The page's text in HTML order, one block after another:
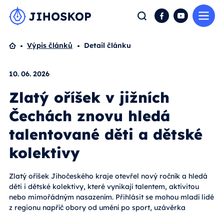
Hledat FacebookYouTube
Domů
Výpis článků Detail článku
10. 06. 2026
Zlatý oříšek v jižních
Čechách znovu hledá
talentované děti a dětské
kolektivy
Zlatý oříšek Jihočeského kraje otevřel nový ročník a hledá
děti i dětské kolektivy, které vynikají talentem, aktivitou
nebo mimořádným nasazením. Přihlásit se mohou mladí lidé
z regionu napříč obory od umění po sport, uzávěrka